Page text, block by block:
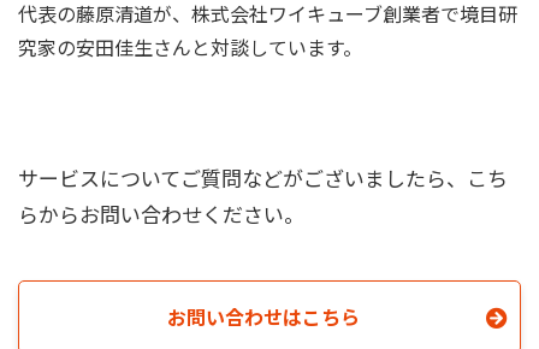
代表の藤原清道が、株式会社ワイキューブ創業者で境目研
究家の安田佳生さんと対談しています。
サービスについてご質問などがございましたら、こち
らからお問い合わせください。
お問い合わせはこちら